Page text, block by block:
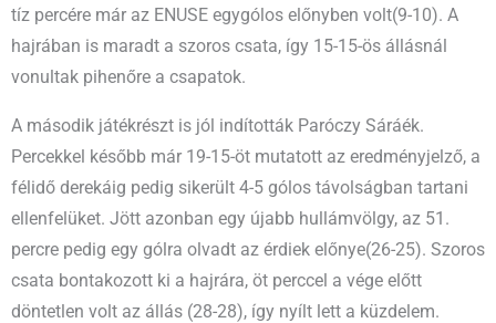
tíz percére már az ENUSE egygólos előnyben volt(9-10). A
hajrában is maradt a szoros csata, így 15-15-ös állásnál
vonultak pihenőre a csapatok.
A második játékrészt is jól indították Paróczy Sáráék.
Percekkel később már 19-15-öt mutatott az eredményjelző, a
félidő derekáig pedig sikerült 4-5 gólos távolságban tartani
ellenfelüket. Jött azonban egy újabb hullámvölgy, az 51.
percre pedig egy gólra olvadt az érdiek előnye(26-25). Szoros
csata bontakozott ki a hajrára, öt perccel a vége előtt
döntetlen volt az állás (28-28), így nyílt lett a küzdelem.